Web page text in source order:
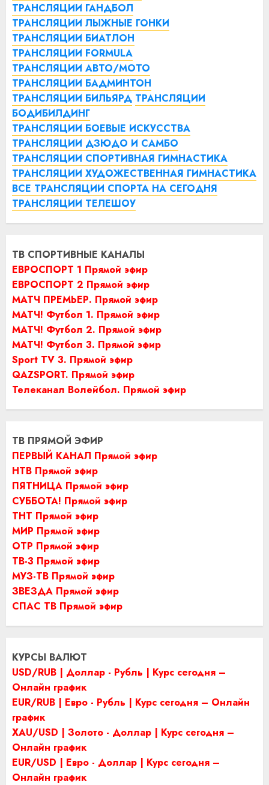
ТРАНСЛЯЦИИ ГАНДБОЛ
ТРАНСЛЯЦИИ ЛЫЖНЫЕ ГОНКИ
ТРАНСЛЯЦИИ БИАТЛОН
ТРАНСЛЯЦИИ FORMULA
ТРАНСЛЯЦИИ АВТО/МОТО
ТРАНСЛЯЦИИ БАДМИНТОН
ТРАНСЛЯЦИИ БИЛЬЯРД ТРАНСЛЯЦИИ
БОДИБИЛДИНГ
ТРАНСЛЯЦИИ БОЕВЫЕ ИСКУССТВА
ТРАНСЛЯЦИИ ДЗЮДО И САМБО
ТРАНСЛЯЦИИ СПОРТИВНАЯ ГИМНАСТИКА
ТРАНСЛЯЦИИ ХУДОЖЕСТВЕННАЯ ГИМНАСТИКА
ВСЕ ТРАНСЛЯЦИИ СПОРТА НА СЕГОДНЯ
ТРАНСЛЯЦИИ ТЕЛЕШОУ
ТВ СПОРТИВНЫЕ КАНАЛЫ
ЕВРОСПОРТ 1 Прямой эфир
ЕВРОСПОРТ 2 Прямой эфир
МАТЧ ПРЕМЬЕР. Прямой эфир
МАТЧ! Футбол 1. Прямой эфир
МАТЧ! Футбол 2. Прямой эфир
МАТЧ! Футбол 3. Прямой эфир
Sport TV 3. Прямой эфир
QAZSPORT. Прямой эфир
Телеканал Волейбол. Прямой эфир
ТВ ПРЯМОЙ ЭФИР
ПЕРВЫЙ КАНАЛ Прямой эфир
НТВ Прямой эфир
ПЯТНИЦА Прямой эфир
СУББОТА! Прямой эфир
ТНТ Прямой эфир
МИР Прямой эфир
ОТР Прямой эфир
ТВ-3 Прямой эфир
МУЗ-ТВ Прямой эфир
ЗВЕЗДА Прямой эфир
СПАС ТВ Прямой эфир
КУРСЫ ВАЛЮТ
USD/RUB | Доллар - Рубль | Курс сегодня –
Онлайн график
EUR/RUB | Евро - Рубль | Курс сегодня – Онлайн
график
XAU/USD | Золото - Доллар | Курс сегодня –
Онлайн график
EUR/USD | Евро - Доллар | Курс сегодня –
Онлайн график